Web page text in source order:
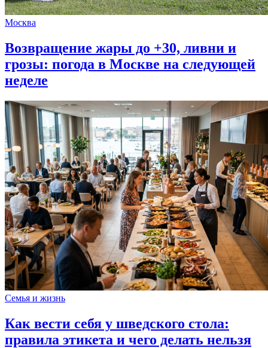
Москва
Возвращение жары до +30, ливни и
грозы: погода в Москве на следующей
неделе
Семья и жизнь
Как вести себя у шведского стола:
правила этикета и чего делать нельзя